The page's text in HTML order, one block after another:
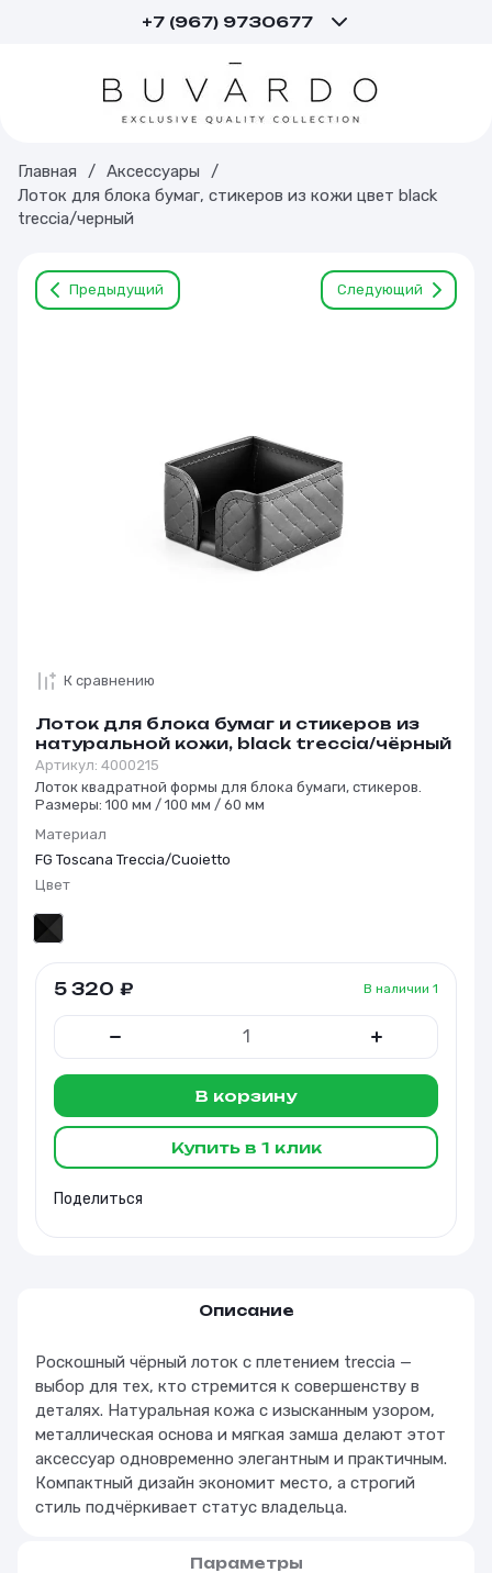
+7 (967) 9730677
Главная / Аксессуары
/
Лоток для блока бумаг, стикеров из кожи цвет black
treccia/черный
Предыдущий Следующий
Лоток для блока бумаг и стикеров из
натуральной кожи, black treccia/чёрный
Артикул: 4000215
Лоток квадратной формы для блока бумаги, стикеров.
Размеры: 100 мм / 100 мм / 60 мм
Материал
FG Toscana Treccia/Cuoietto
Цвет
В наличии 1
5 320 ₽
В корзину
Купить в 1 клик
К сравнению
Поделиться
Описание
Роскошный чёрный лоток с плетением treccia —
выбор для тех, кто стремится к совершенству в
деталях. Натуральная кожа с изысканным узором,
металлическая основа и мягкая замша делают этот
аксессуар одновременно элегантным и практичным.
Компактный дизайн экономит место, а строгий
стиль подчёркивает статус владельца.
Параметры